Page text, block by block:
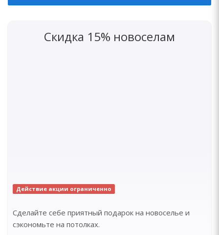
Скидка 15% новоселам
Действие акции ограниченно
Сделайте себе приятный подарок на новоселье и
сэкономьте на потолках.